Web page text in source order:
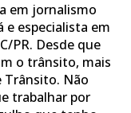
em jornalismo
e especialista em
PR. Desde que
o trânsito, mais
Trânsito. Não
trabalhar por